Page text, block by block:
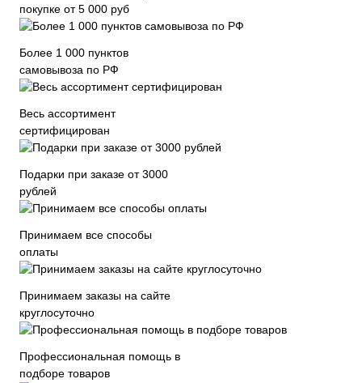
покупке от 5 000 руб
Более 1 000 пунктов
самовывоза по РФ
Весь ассортимент
сертифицирован
Подарки при заказе от 3000
рублей
Принимаем все способы
оплаты
Принимаем заказы на сайте
круглосуточно
Профессиональная помощь в
подборе товаров